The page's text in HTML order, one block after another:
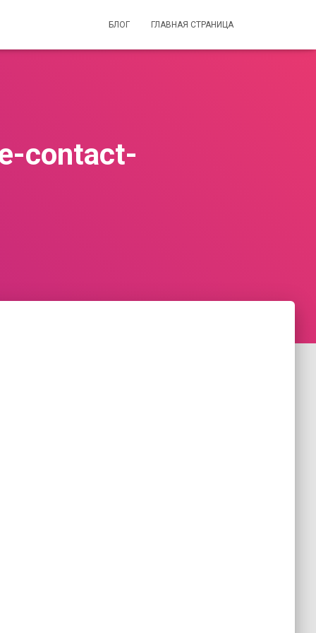
БЛОГ ГЛАВНАЯ СТРАНИЦА
contact-